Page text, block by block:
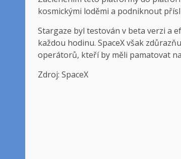
kosmickými loděmi a podniknout
Stargaze byl testován v beta verzi a
každou hodinu. SpaceX však
operátorů, kteří by měli pamatovat
Zdroj: SpaceX